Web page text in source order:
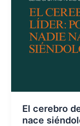
El cerebro
nace